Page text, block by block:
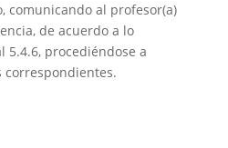
comunicando al profesor(a)
de acuerdo a lo
5.4.6, procediéndose a
correspondientes.